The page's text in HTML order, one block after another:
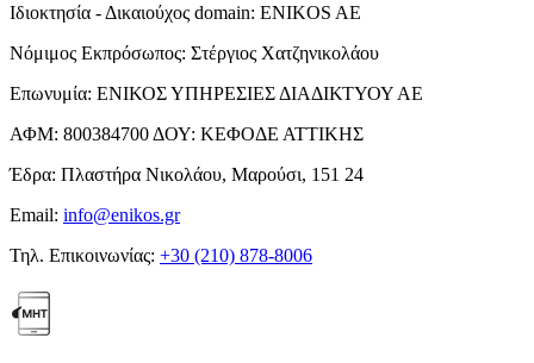
Ιδιοκτησία - Δικαιούχος domain: ENIKOS AE
Νόμιμος Εκπρόσωπος: Στέργιος Χατζηνικολάου
Επωνυμία: ΕΝΙΚΟΣ ΥΠΗΡΕΣΙΕΣ ΔΙΑΔΙΚΤΥΟΥ ΑΕ
ΑΦΜ: 800384700 ΔΟΥ: ΚΕΦΟΔΕ ΑΤΤΙΚΗΣ
Έδρα: Πλαστήρα Νικολάου, Μαρούσι, 151 24
Email: info@enikos.gr
Τηλ. Επικοινωνίας: +30 (210) 878-8006